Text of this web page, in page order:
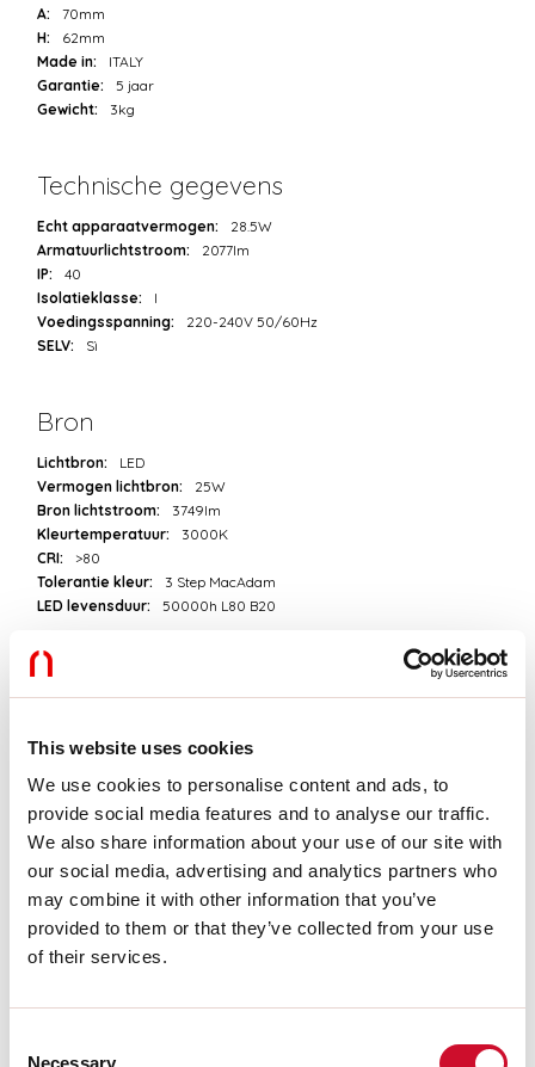
This website uses cookies
We use cookies to personalise content and ads, to
provide social media features and to analyse our traffic.
We also share information about your use of our site with
our social media, advertising and analytics partners who
may combine it with other information that you’ve
provided to them or that they’ve collected from your use
of their services.
Necessary
A:
70mm
H:
62mm
Made in:
ITALY
Garantie:
5 jaar
Gewicht:
3kg
Technische gegevens
Echt apparaatvermogen:
28.5W
Armatuurlichtstroom:
2077lm
IP:
40
Isolatieklasse:
I
Voedingsspanning:
220-240V 50/60Hz
SELV:
Sì
Bron
Lichtbron:
LED
Vermogen lichtbron:
25W
Bron lichtstroom:
3749lm
Kleurtemperatuur:
3000K
CRI:
>80
Tolerantie kleur:
3 Step MacAdam
LED levensduur:
50000h L80 B20
Download
FOTOMETRISCH
UITTREKSEL CATALOGUS
PRODUCT UITTREKSEL
MONTAGE-INSTRUCTIES